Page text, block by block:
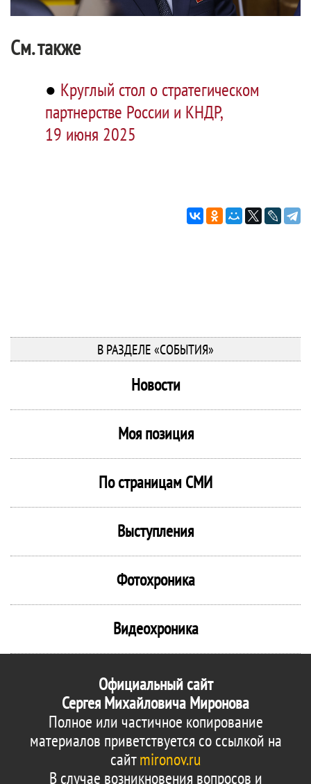
См. также
● Круглый стол о стратегическом
партнерстве России и КНДР,
19 июня 2025
В РАЗДЕЛЕ «СОБЫТИЯ»
Новости
Моя позиция
По страницам СМИ
Выступления
Фотохроника
Видеохроника
Официальный сайт
Сергея Михайловича Миронова
Полное или частичное копирование
материалов приветствуется со ссылкой на
сайтmironov.ru
В случае возникновения вопросов и